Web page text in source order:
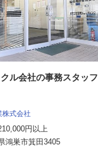
ル会社の事務スタッフ
株式会社
円以上
鴻巣市箕田3405